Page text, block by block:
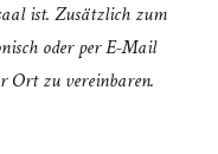
ist. Zusätzlich zum
oder per E-Mail
Ort zu vereinbaren.